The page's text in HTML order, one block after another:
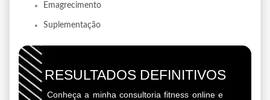
Emagrecimento
Suplementação
RESULTADOS DEFINITIVOS
Conheça a minha consultoria fitness online e